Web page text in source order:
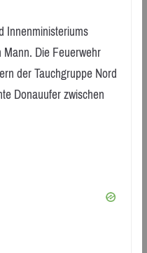
Innenministeriums
Die Feuerwehr
der Tauchgruppe Nord
Donauufer zwischen